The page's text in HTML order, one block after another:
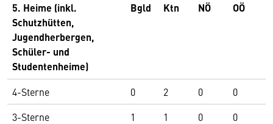
5. Heime (inkl.
Schutzhütten,
Jugendherbergen,
Schüler- und
Studentenheime)
Bgld Ktn NÖ OÖ
4-Sterne 0 2 0 0
3-Sterne
1 1 0 0